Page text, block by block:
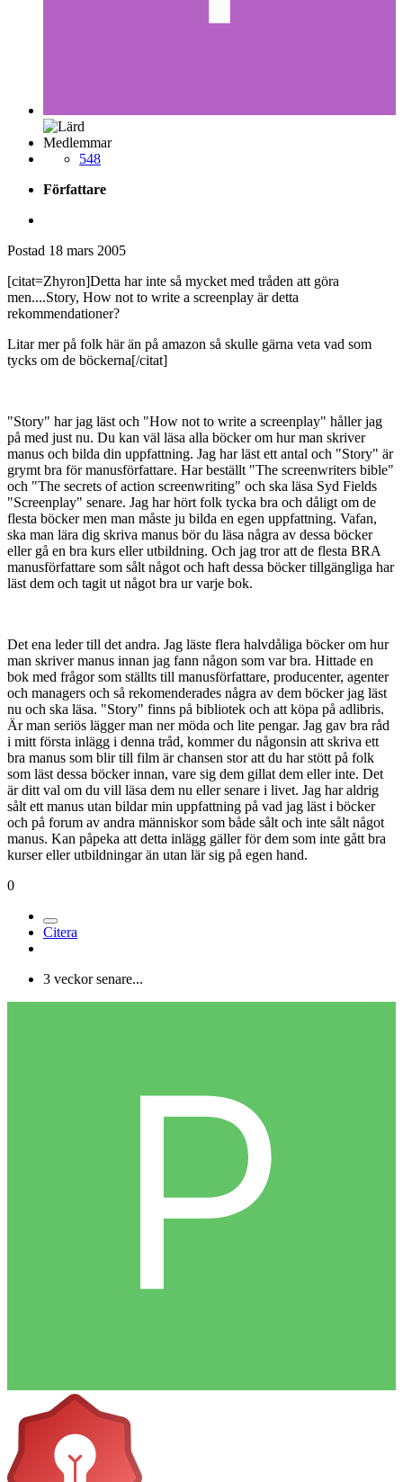
Medlemmar
548
Författare
Postad 18 mars 2005
[citat=Zhyron]Detta har inte så mycket med tråden att göra
men....Story, How not to write a screenplay är detta
rekommendationer?
Litar mer på folk här än på amazon så skulle gärna veta vad som
tycks om de böckerna[/citat]
"Story" har jag läst och "How not to write a screenplay" håller jag
på med just nu. Du kan väl läsa alla böcker om hur man skriver
manus och bilda din uppfattning. Jag har läst ett antal och "Story" är
grymt bra för manusförfattare. Har beställt "The screenwriters bible"
och "The secrets of action screenwriting" och ska läsa Syd Fields
"Screenplay" senare. Jag har hört folk tycka bra och dåligt om de
flesta böcker men man måste ju bilda en egen uppfattning. Vafan,
ska man lära dig skriva manus bör du läsa några av dessa böcker
eller gå en bra kurs eller utbildning. Och jag tror att de flesta BRA
manusförfattare som sålt något och haft dessa böcker tillgängliga har
läst dem och tagit ut något bra ur varje bok.
Det ena leder till det andra. Jag läste flera halvdåliga böcker om hur
man skriver manus innan jag fann någon som var bra. Hittade en
bok med frågor som ställts till manusförfattare, producenter, agenter
och managers och så rekomenderades några av dem böcker jag läst
nu och ska läsa. "Story" finns på bibliotek och att köpa på adlibris.
Är man seriös lägger man ner möda och lite pengar. Jag gav bra råd
i mitt första inlägg i denna tråd, kommer du någonsin att skriva ett
bra manus som blir till film är chansen stor att du har stött på folk
som läst dessa böcker innan, vare sig dem gillat dem eller inte. Det
är ditt val om du vill läsa dem nu eller senare i livet. Jag har aldrig
sålt ett manus utan bildar min uppfattning på vad jag läst i böcker
och på forum av andra människor som både sålt och inte sålt något
manus. Kan påpeka att detta inlägg gäller för dem som inte gått bra
kurser eller utbildningar än utan lär sig på egen hand.
0
Citera
3 veckor senare...